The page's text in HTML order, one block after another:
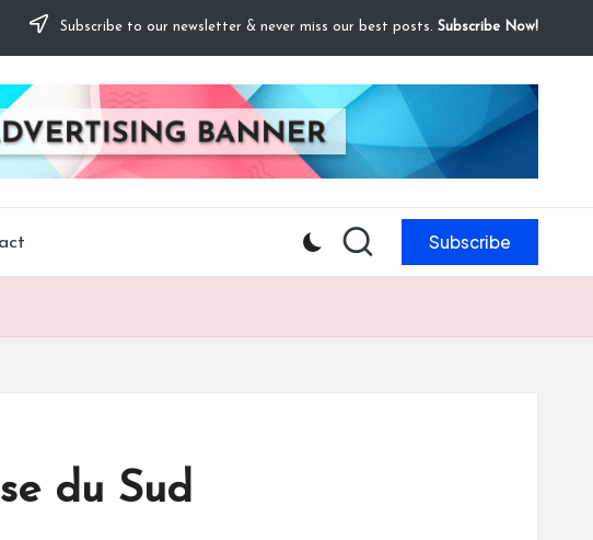
Subscribe to our newsletter & never miss our best posts. Subscribe Now!
Subscribe
du Sud